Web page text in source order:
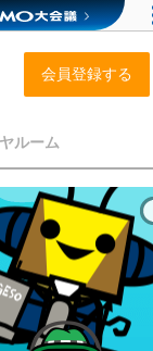
会員登録する
ルーム